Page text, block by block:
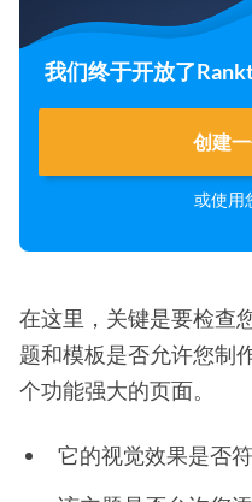
我们终于开放了
创建
或使用
在这里，关键是要检查
题和模板是否允许您制
个功能强大的页面。
它的视觉效果是否